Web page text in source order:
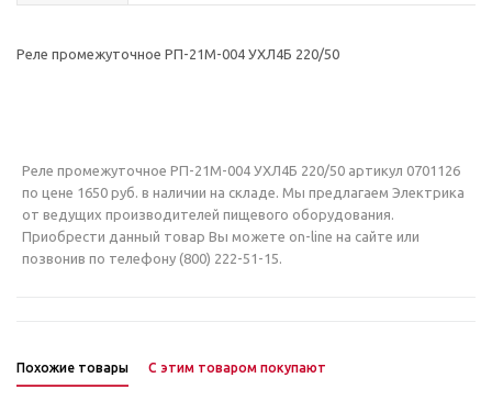
Реле промежуточное РП-21М-004 УХЛ4Б 220/50
Реле промежуточное РП-21М-004 УХЛ4Б 220/50 артикул 0701126
по цене 1650 руб. в наличии на складе. Мы предлагаем Электрика
от ведущих производителей пищевого оборудования.
Приобрести данный товар Вы можете on-line на сайте или
позвонив по телефону (800) 222-51-15.
Похожие товары С этим товаром покупают